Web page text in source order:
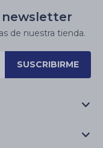
newsletter
de nuestra tienda.
SUSCRIBIRME